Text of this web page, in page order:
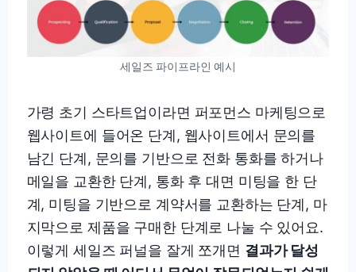
세일즈 파이프라인 예시
가령 초기 스타트업이라면 퍼포먼스 마케팅으로
웹사이트에 들어온 단계, 웹사이트에서 문의를
남긴 단계, 문의를 기반으로 전화 통화를 하거나
메일을 교환한 단계, 통화 후 대면 미팅을 한 단
계, 미팅을 기반으로 계약서를 교환하는 단계, 마
지막으로 제품을 구매한 단계로 나눌 수 있어요.
이렇게 세일즈 퍼널을 잘게 쪼개면 결과가 달성